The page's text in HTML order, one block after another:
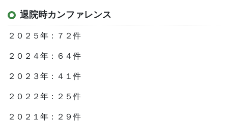
退院時カンファレンス
２０２５年：７２件
２０２４年：６４件
２０２３年：４１件
２０２２年：２５件
２０２１年：２９件